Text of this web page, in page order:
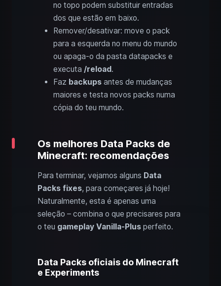
no topo podem substituir entradas
dos que estão em baixo.
Remover/desativar: move o pack
para a esquerda no menu do mundo
ou apaga-o da pasta datapacks e
executa /reload .
Faz backups antes de mudanças
maiores e testa novos packs numa
cópia do teu mundo.
Os melhores Data Packs de
Minecraft: recomendações
Para terminar, vejamos alguns Data
Packs fixes, para começares já hoje!
Naturalmente, esta é apenas uma
seleção – combina o que precisares para
o teu gameplay Vanilla-Plus perfeito.
Data Packs oficiais do Minecraft
e Experiments